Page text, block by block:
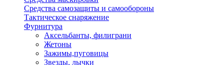
Средства самозащиты и самообороны
Тактическое снаряжение
Фурнитура
Аксельбанты, филиграни
Жетоны
Зажимы,пуговицы
Звезды, лычки